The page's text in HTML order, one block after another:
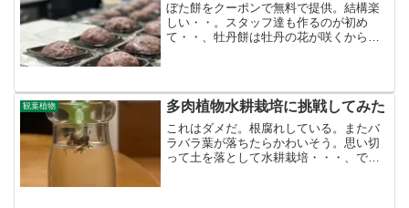
ぼた餅をクーポンで無料で提供。結構楽
しい・・。スタッフ達も作るのが初め
て・・、牡丹餅は牡丹の花が咲くからだ
んかいいもんだ。なぜかコン...
観葉植物 多肉植物水耕栽培に挑戦してみた
これはダメだ。根腐れしている。またバ
ラバラ葉が落ちたらかわいそう。思い切
って土を落として水耕栽培・・・、で